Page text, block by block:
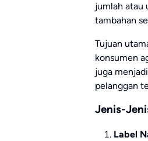
jumlah atau
tambahan
Tujuan
konsumen
juga
pelanggan
Jenis-
Label